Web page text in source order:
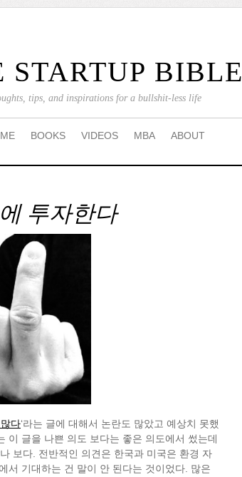
STARTUP BIBLE
tips, and inspirations for a bullshit-less life
BOOKS VIDEOS MBA ABOUT
투자한다
다‘라는 글에 대해서 논란도 많았고 예상치 못했
이 글을 나쁜 의도 보다는 좋은 의도에서 썼는데
보다. 전반적인 의견은 한국과 미국은 환경 자
서 기대하는 건 말이 안 된다는 것이었다. 많은